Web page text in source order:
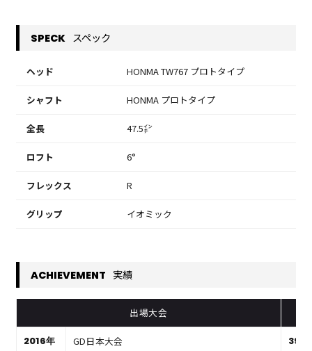
SPECK スペック
ヘッド HONMA TW767 プロトタイプ
シャフト HONMA プロトタイプ
全長 47.5㌅
ロフト 6°
フレックス R
グリップ イオミック
ACHIEVEMENT 実績
出場大会
2016年 GD日本大会